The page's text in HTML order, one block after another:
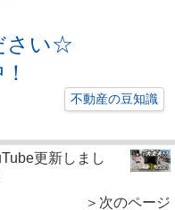
さい☆
不動産の豆知識
更新しまし
＞次のページ